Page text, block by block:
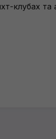
клубах та